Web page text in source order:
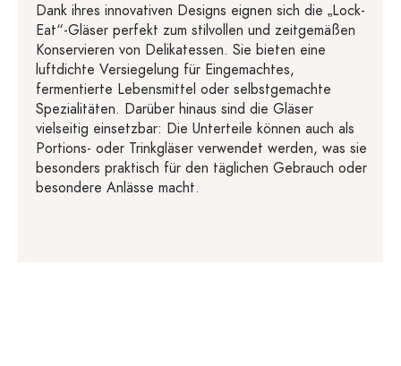
Dank ihres innovativen Designs eignen sich die „Lock-
Eat“-Gläser perfekt zum stilvollen und zeitgemäßen
Konservieren von Delikatessen. Sie bieten eine
luftdichte Versiegelung für Eingemachtes,
fermentierte Lebensmittel oder selbstgemachte
Spezialitäten. Darüber hinaus sind die Gläser
vielseitig einsetzbar: Die Unterteile können auch als
Portions- oder Trinkgläser verwendet werden, was sie
besonders praktisch für den täglichen Gebrauch oder
besondere Anlässe macht.